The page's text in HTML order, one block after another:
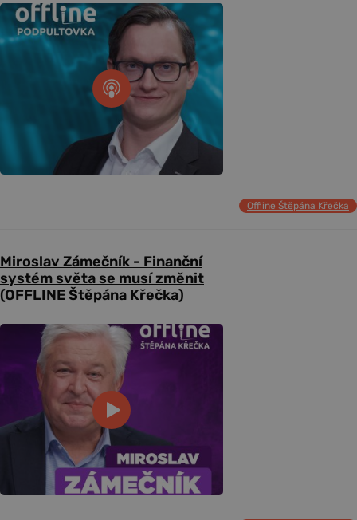
Offline Štěpána Křečka
Miroslav Zámečník - Finanční
systém světa se musí změnit
(OFFLINE Štěpána Křečka)